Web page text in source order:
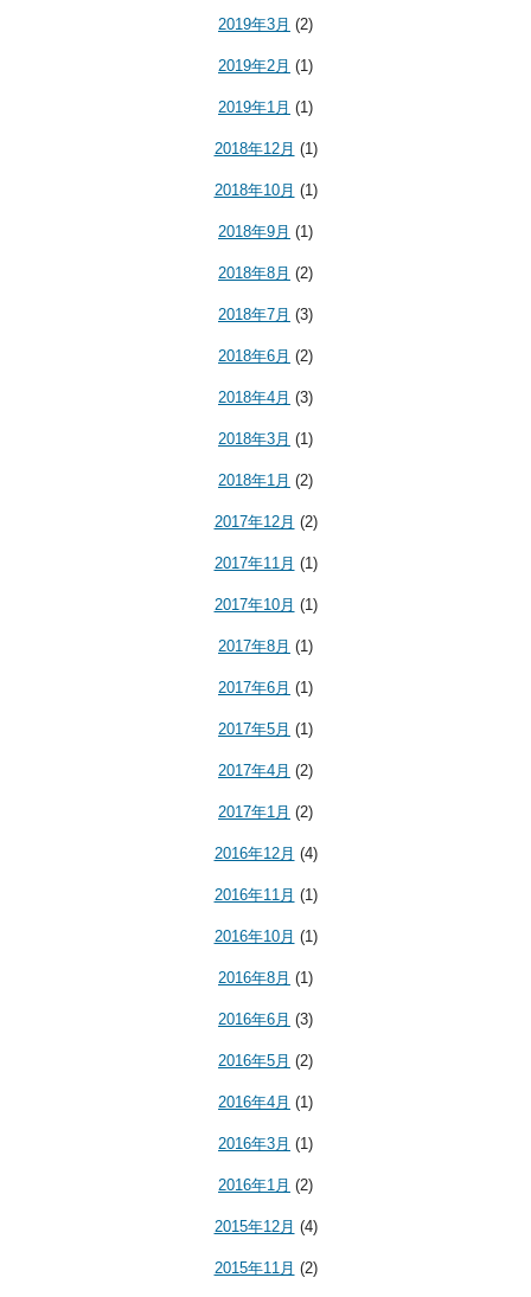
2019年3月 (2)
2019年2月 (1)
2019年1月 (1)
2018年12月 (1)
2018年10月 (1)
2018年9月 (1)
2018年8月 (2)
2018年7月 (3)
2018年6月 (2)
2018年4月 (3)
2018年3月 (1)
2018年1月 (2)
2017年12月 (2)
2017年11月 (1)
2017年10月 (1)
2017年8月 (1)
2017年6月 (1)
2017年5月 (1)
2017年4月 (2)
2017年1月 (2)
2016年12月 (4)
2016年11月 (1)
2016年10月 (1)
2016年8月 (1)
2016年6月 (3)
2016年5月 (2)
2016年4月 (1)
2016年3月 (1)
2016年1月 (2)
2015年12月 (4)
2015年11月 (2)